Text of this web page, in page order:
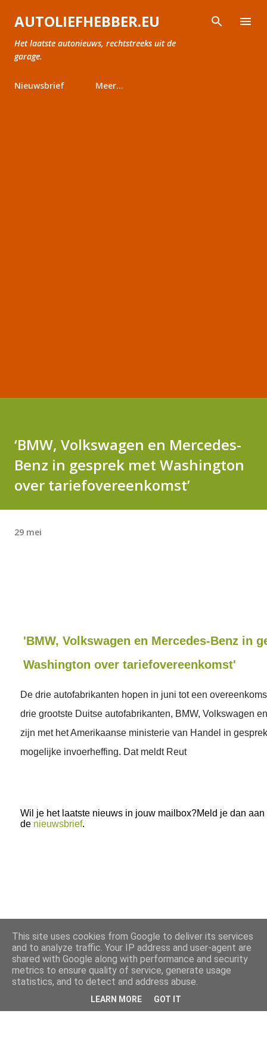
Doorgaan naar hoofdcontent
AUTOLIEFHEBBER.EU
Het laatste autonieuws, rechtstreeks uit de
garage.
Nieuwsbrief Meer…
‘BMW, Volkswagen en Mercedes-
Benz in gesprek met Washington
over tariefovereenkomst’
29 mei
'BMW, Volkswagen en Mercedes-Benz in
Washington over tariefovereenkomst'
De drie autofabrikanten hopen in juni tot een
drie grootste Duitse autofabrikanten, BMW, Volkswagen
zijn met het Amerikaanse ministerie van Handel in
mogelijke invoerheffing. Dat meldt Reut
Wil je het laatste nieuws in jouw mailbox?Meld je dan aan
de nieuwsbrief.
This site uses cookies from Google to deliver its services
and to analyze traffic. Your IP address and user-agent are
shared with Google along with performance and security
metrics to ensure quality of service, generate usage
statistics, and to detect and address abuse.
LEARN MORE GOT IT